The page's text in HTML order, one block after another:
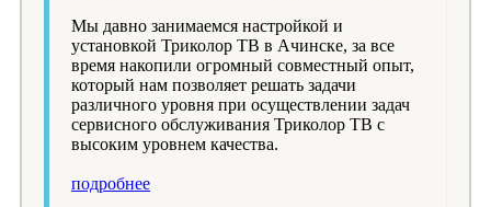
Мы давно занимаемся настройкой и
установкой Триколор ТВ в Ачинске, за все
время накопили огромный совместный опыт,
который нам позволяет решать задачи
различного уровня при осуществлении задач
сервисного обслуживания Триколор ТВ с
высоким уровнем качества.
подробнее